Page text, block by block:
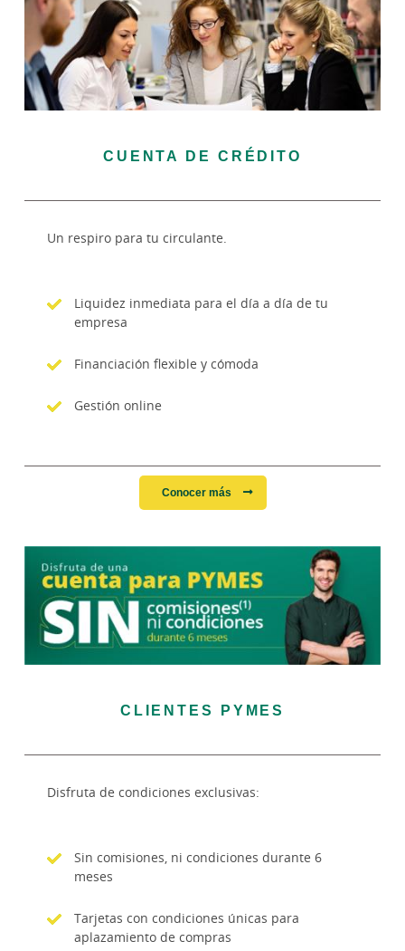
CUENTA DE CRÉDITO
Un respiro para tu circulante.
Liquidez inmediata para el día a día de tu
empresa
Financiación flexible y cómoda
Gestión online
Conocer más
CLIENTES PYMES
Disfruta de condiciones exclusivas:
Sin comisiones, ni condiciones durante 6
meses
Tarjetas con condiciones únicas para
aplazamiento de compras